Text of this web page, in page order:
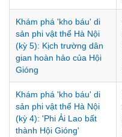
Khám phá 'kho báu' di
sản phi vật thể Hà Nội
(kỳ 5): Kịch trường dân
gian hoàn hảo của Hội
Gióng
Khám phá 'kho báu' di
sản phi vật thể Hà Nội
(kỳ 4): 'Phi Ải Lao bất
thành Hội Gióng'